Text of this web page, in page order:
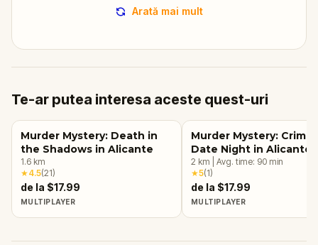
Arată mai mult
Te-ar putea interesa aceste quest-uri
Murder Mystery: Death in
the Shadows in Alicante
1.6 km
★4.5(21)
de la $17.99
MULTIPLAYER
Murder Mystery: Crime
Date Night in Alicante
2 km Avg. time: 90 min
★5(1)
de la $17.99
MULTIPLAYER